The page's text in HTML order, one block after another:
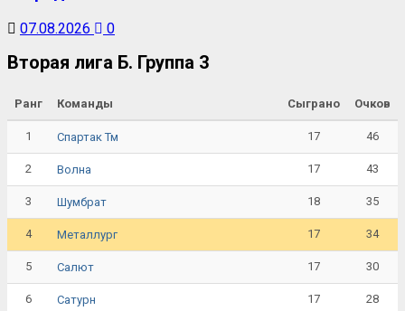
07.08.2026 0
Вторая лига Б. Группа 3
Ранг Команды Сыграно Очков
1 Спартак Тм 17 46
2 Волна 17 43
3 Шумбрат 18 35
4 Металлург 17 34
5 Салют 17 30
6 Сатурн 17 28